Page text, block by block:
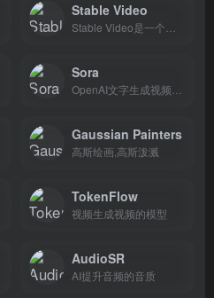
Stable Video
Stable Video是一个基于AI的视频生成平台。
Sora
OpenAI文字生成视频模型，Sora 可以根据文字提示生成长达 60 秒的高清视频，而且视频能包含高度详细的场景、复杂的摄像机运动以及充满活力的情感的多个角色。
Gaussian Painters
高斯绘画,高斯泼溅
TokenFlow
视频生成视频的模型
AudioSR
AI提升音频的音质